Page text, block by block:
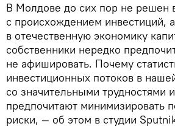
В Молдове до сих пор не решен
с происхождением инвестиций,
в отечественную экономику
собственники нередко
не афишировать. Почему
инвестиционных потоков в
со значительными трудностями
предпочитают минимизировать
риски, — об этом в студии